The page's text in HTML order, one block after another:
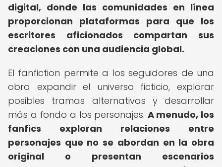
digital, donde las comunidades en línea
proporcionan plataformas para que los
escritores aficionados compartan sus
creaciones con una audiencia global.
El fanfiction permite a los seguidores de una
obra expandir el universo ficticio, explorar
posibles tramas alternativas y desarrollar
más a fondo a los personajes. A menudo, los
fanfics exploran relaciones entre
personajes que no se abordan en la obra
original o presentan escenarios